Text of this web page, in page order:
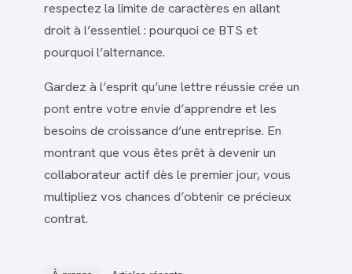
respectez la limite de caractères en allant
droit à l’essentiel : pourquoi ce BTS et
pourquoi l’alternance.
Gardez à l’esprit qu’une lettre réussie crée un
pont entre votre envie d’apprendre et les
besoins de croissance d’une entreprise. En
montrant que vous êtes prêt à devenir un
collaborateur actif dès le premier jour, vous
multipliez vos chances d’obtenir ce précieux
contrat.